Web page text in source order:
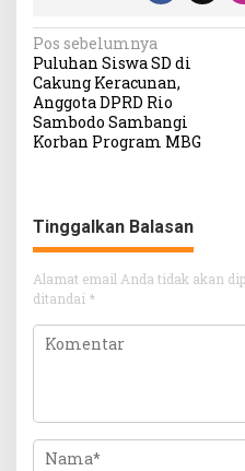
Navigasi
pos
Pos sebelumnya
Puluhan Siswa SD di
Cakung Keracunan,
Anggota DPRD Rio
Sambodo Sambangi
Korban Program MBG
Tinggalkan Balasan
Alamat email Anda tidak akan
ditandai *